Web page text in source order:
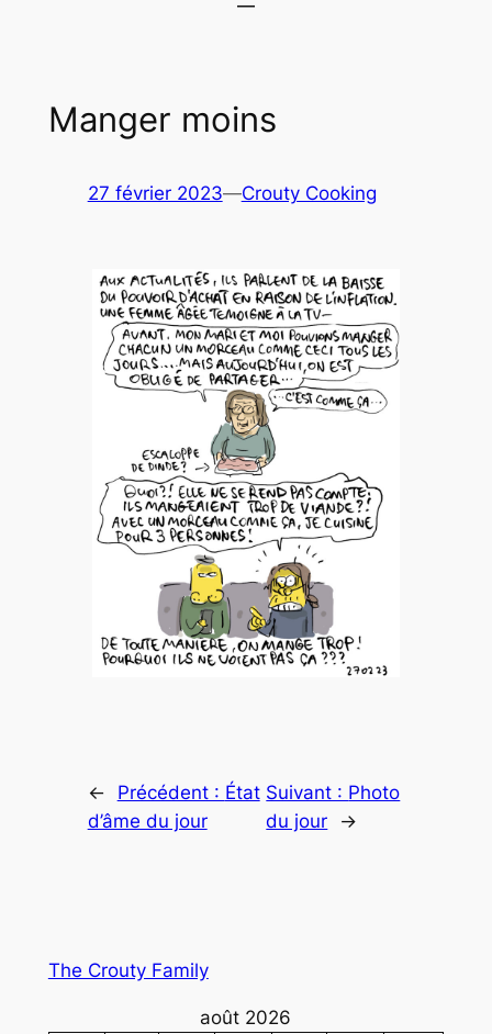
Manger moins
27 février 2023—Crouty Cooking
← Précédent : État
d’âme du jour
Suivant : Photo
du jour
→
The Crouty Family
août 2026